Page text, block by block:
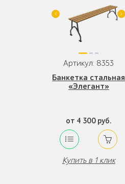
Артикул: 8353
Банкетка стальная
«Элегант»
от 4 300 руб.
Купить в 1 клик